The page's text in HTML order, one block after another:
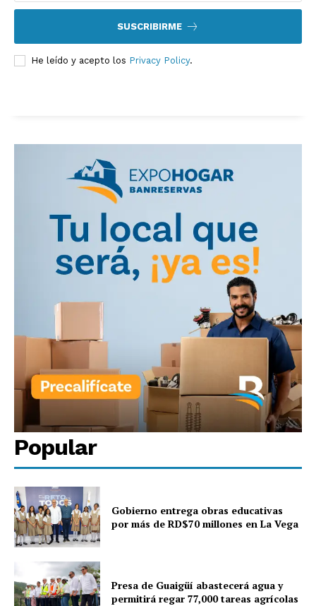
SUSCRIBIRME
He leído y acepto los Privacy Policy.
Popular
Gobierno entrega obras educativas
por más de RD$70 millones en La Vega
Presa de Guaigüí abastecerá agua y
permitirá regar 77,000 tareas agrícolas